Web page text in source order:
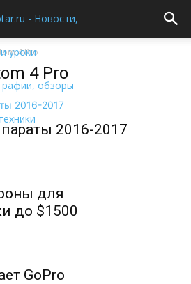
4 Pro
4 Pro
2016-2017
для
до $1500
GoPro